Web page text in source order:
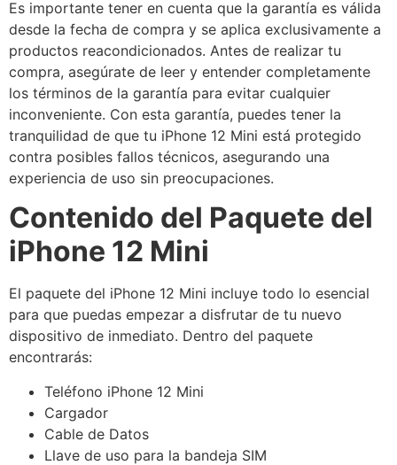
Es importante tener en cuenta que la garantía es válida
desde la fecha de compra y se aplica exclusivamente a
productos reacondicionados. Antes de realizar tu
compra, asegúrate de leer y entender completamente
los términos de la garantía para evitar cualquier
inconveniente. Con esta garantía, puedes tener la
tranquilidad de que tu iPhone 12 Mini está protegido
contra posibles fallos técnicos, asegurando una
experiencia de uso sin preocupaciones.
Contenido del Paquete del
iPhone 12 Mini
El paquete del iPhone 12 Mini incluye todo lo esencial
para que puedas empezar a disfrutar de tu nuevo
dispositivo de inmediato. Dentro del paquete
encontrarás:
Teléfono iPhone 12 Mini
Cargador
Cable de Datos
Llave de uso para la bandeja SIM